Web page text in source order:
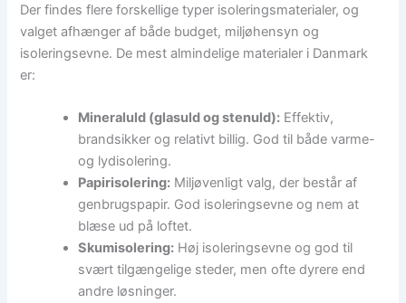
Der findes flere forskellige typer isoleringsmaterialer, og
valget afhænger af både budget, miljøhensyn og
isoleringsevne. De mest almindelige materialer i Danmark
er:
Mineraluld (glasuld og stenuld): Effektiv,
brandsikker og relativt billig. God til både varme-
og lydisolering.
Papirisolering: Miljøvenligt valg, der består af
genbrugspapir. God isoleringsevne og nem at
blæse ud på loftet.
Skumisolering: Høj isoleringsevne og god til
svært tilgængelige steder, men ofte dyrere end
andre løsninger.